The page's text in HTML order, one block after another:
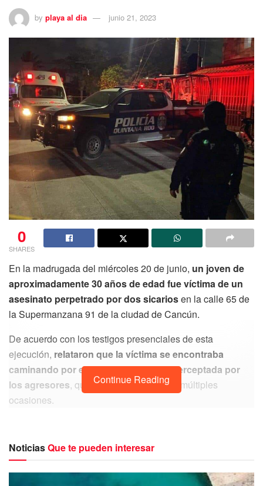
by playa al dia junio 21, 2023
0
SHARES
En la madrugada del miércoles 20 de junio, un joven de
aproximadamente 30 años de edad fue víctima de un
asesinato perpetrado por dos sicariosen la calle 65 de
la Supermanzana 91 de la ciudad de Cancún.
De acuerdo con los testigos presenciales de esta
ejecución, relataron que la víctima se encontraba
caminando por el lugar cuando fue interceptada por
los agresores, quienes le dispararon en múltiples
ocasiones.
Continue Reading
NoticiasQue te pueden interesar